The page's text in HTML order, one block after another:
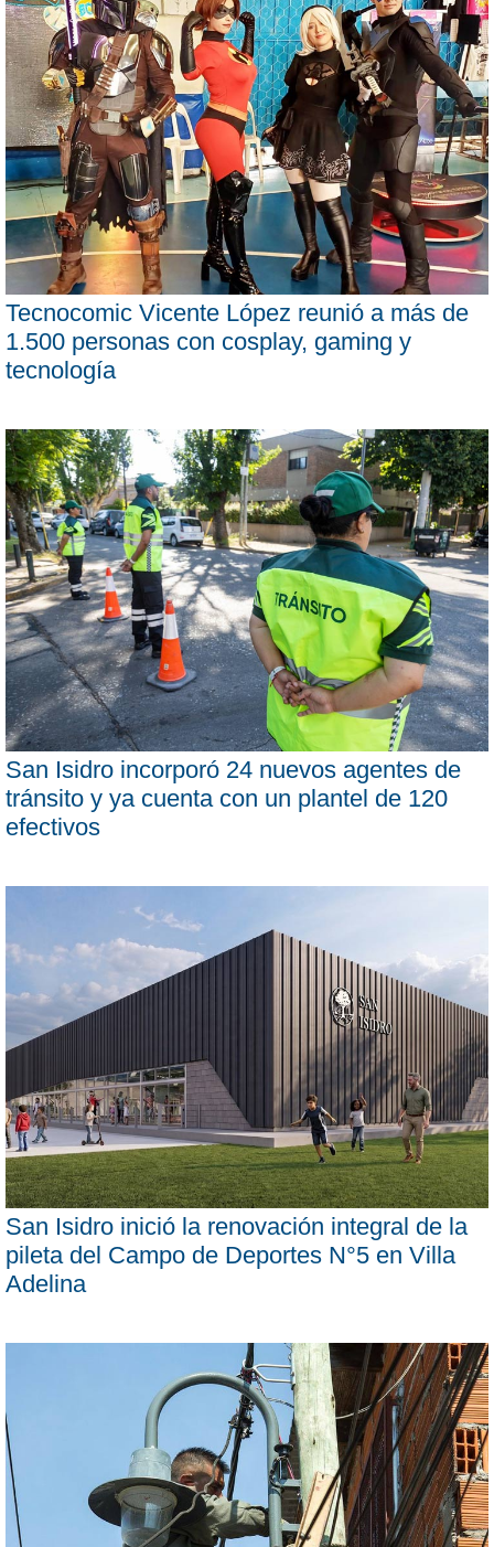
Tecnocomic Vicente López reunió a más de
1.500 personas con cosplay, gaming y
tecnología
San Isidro incorporó 24 nuevos agentes de
tránsito y ya cuenta con un plantel de 120
efectivos
San Isidro inició la renovación integral de la
pileta del Campo de Deportes N°5 en Villa
Adelina